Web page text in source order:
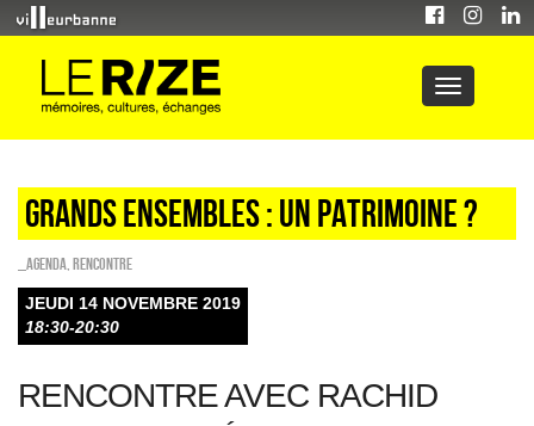
Grands ensembles : un patrimoine ?
_Agenda Rencontre
JEUDI 14 NOVEMBRE 2019
18:30-20:30
RENCONTRE AVEC RACHID